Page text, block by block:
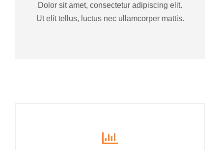
Dolor sit amet, consectetur adipiscing elit.
Ut elit tellus, luctus nec ullamcorper mattis.